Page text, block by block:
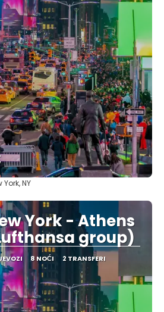
Vidjeti
NY
York - Athens
group)
8 NOĆI 2 TRANSFERI